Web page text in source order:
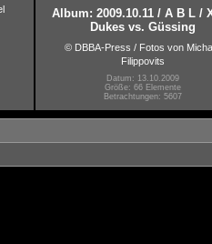
Album: 2009.10.11 / A B L /
Dukes vs. Güssing
© DBBA-Press / Fotos von
Filippovits
Datum: 13.10.2009
Größe: 66 Elemente
Betrachtungen: 5607